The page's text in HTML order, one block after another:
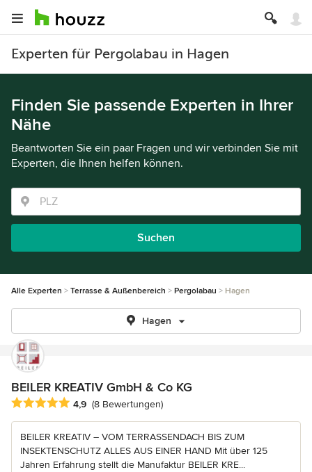
Experten für Pergolabau in Hagen
Finden Sie passende Experten in Ihrer
Nähe
Beantworten Sie ein paar Fragen und wir verbinden Sie mit
Experten, die Ihnen helfen können.
Suchen
Alle Experten Terrasse & Außenbereich Pergolabau Hagen
Hagen
BEILER KREATIV GmbH & Co KG
Durchschnittliche Bewertung: 4.9 von 5 Sternen
4,9 (8 Bewertungen)
BEILER KREATIV – VOM TERRASSENDACH BIS ZUM
INSEKTENSCHUTZ ALLES AUS EINER HAND Mit über 125
Jahren Erfahrung stellt die Manufaktur BEILER KRE...